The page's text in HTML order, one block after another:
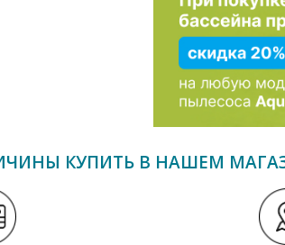
КУПИТЬ В НАШЕМ